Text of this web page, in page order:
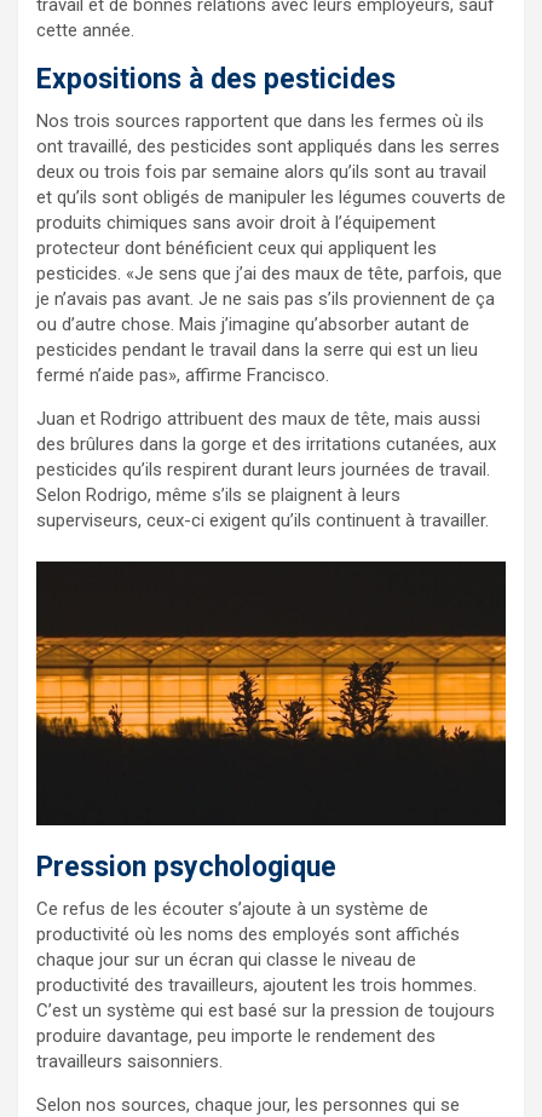
travail et de bonnes relations avec leurs employeurs, sauf
cette année.
Expositions à des pesticides
Nos trois sources rapportent que dans les fermes où ils
ont travaillé, des pesticides sont appliqués dans les serres
deux ou trois fois par semaine alors qu’ils sont au travail
et qu’ils sont obligés de manipuler les légumes couverts de
produits chimiques sans avoir droit à l’équipement
protecteur dont bénéficient ceux qui appliquent les
pesticides.
Je sens que j’ai des maux de tête, parfois, que
je n’avais pas avant. Je ne sais pas s’ils proviennent de ça
ou d’autre chose. Mais j’imagine qu’absorber autant de
pesticides pendant le travail dans la serre qui est un lieu
fermé n’aide pas , affirme Francisco.
Juan et Rodrigo attribuent des maux de tête, mais aussi
des brûlures dans la gorge et des irritations cutanées, aux
pesticides qu’ils respirent durant leurs journées de travail.
Selon Rodrigo, même s’ils se plaignent à leurs
superviseurs, ceux-ci exigent qu’ils continuent à travailler.
Pression psychologique
Ce refus de les écouter s’ajoute à un système de
productivité où les noms des employés sont affichés
chaque jour sur un écran qui classe le niveau de
productivité des travailleurs, ajoutent les trois hommes.
C’est un système qui est basé sur la pression de toujours
produire davantage, peu importe le rendement des
travailleurs saisonniers.
Selon nos sources, chaque jour, les personnes qui se